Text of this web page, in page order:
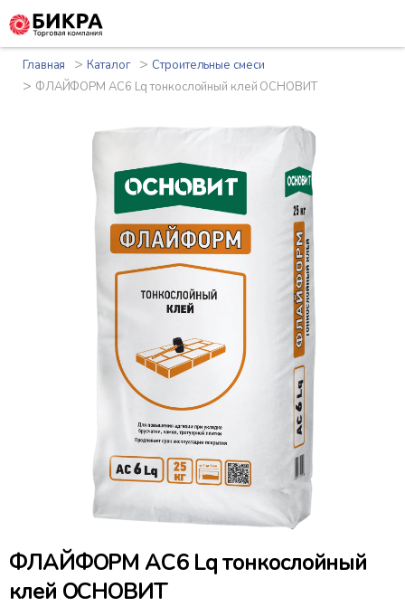
Главная >Каталог > Строительные смеси
> ФЛАЙФОРМ AC6 Lq тонкослойный клей ОСНОВИТ
ФЛАЙФОРМ AC6 Lq тонкослойный
клей ОСНОВИТ